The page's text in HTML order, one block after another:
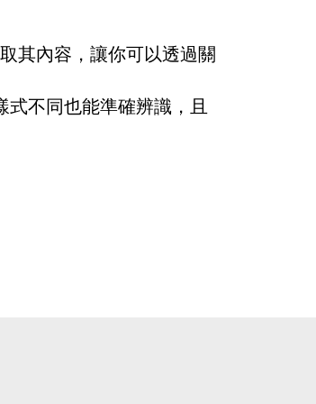
其內容，讓你可以透過關
不同也能準確辨識，且